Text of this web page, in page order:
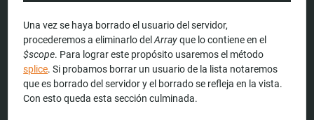
Una vez se haya borrado el usuario del servidor,
procederemos a eliminarlo delArrayque lo contiene en el
$scope. Para lograr este propósito usaremos el método
splice. Si probamos borrar un usuario de la lista notaremos
que es borrado del servidor y el borrado se refleja en la vista.
Con esto queda esta sección culminada.